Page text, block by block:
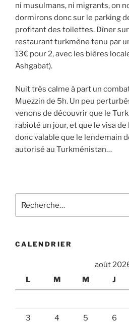
ni musulmans, ni migrants, on
dormirons donc sur le parking
profitant des toilettes. Dîner sur
restaurant turkmène tenu par
13€ pour 2, avec les bières
Ashgabat).
Nuit très calme à part un
Muezzin de 5h. Un peu
venons de découvrir que le
rabioté un jour, et que le visa de
donc valable que le lendemain
autorisé au Turkménistan…
pour
CALENDRIER
août
L
M M J
3 4 5 6